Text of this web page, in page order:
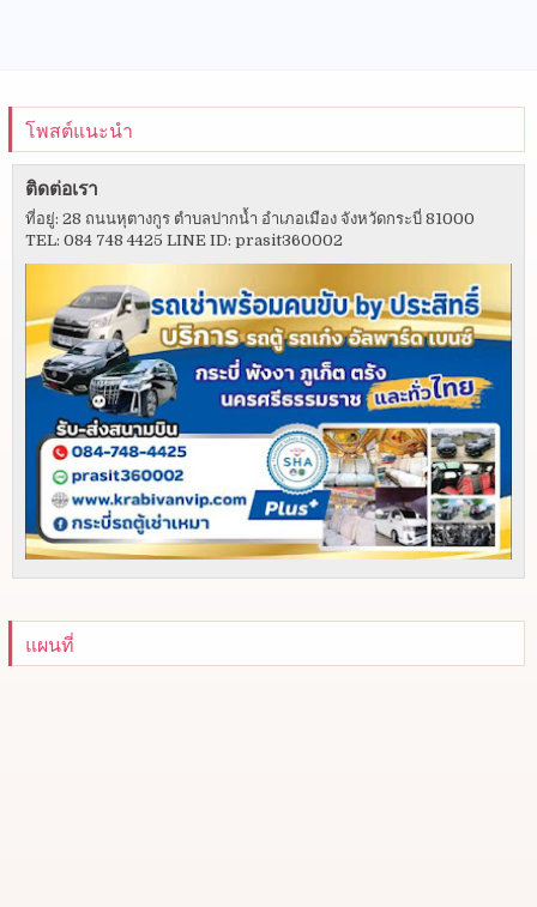
โพสต์แนะนำ
ติดต่อเรา
ที่อยู่: 28 ถนนหุตางกูร ตำบลปากน้ำ อำเภอเมือง จังหวัดกระบี่ 81000
TEL: 084 748 4425 LINE ID: prasit360002
แผนที่